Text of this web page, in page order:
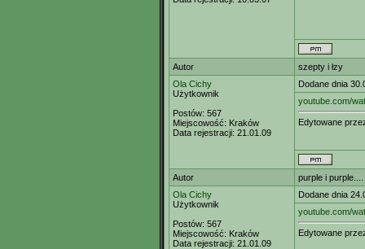
Autor
szepty i łzy
Ola Cichy
Użytkownik
Postów: 567
Miejscowość: Kraków
Data rejestracji: 21.01.09
Dodane dnia
youtube.com/
Edytowane
Autor
purple i purple....
Ola Cichy
Użytkownik
Postów: 567
Miejscowość: Kraków
Data rejestracji: 21.01.09
Dodane dnia
youtube.com/
Edytowane